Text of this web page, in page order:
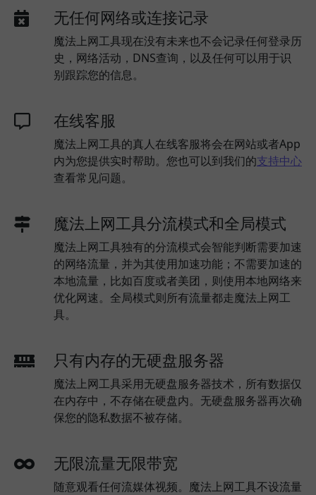
无任何网络或连接记录
魔法上网工具现在没有未来也不会记录任何登录历
史，网络活动，DNS查询，以及任何可以用于识
别跟踪您的信息。
在线客服
魔法上网工具的真人在线客服将会在网站或者App
内为您提供实时帮助。您也可以到我们的支持中心
查看常见问题。
魔法上网工具分流模式和全局模式
魔法上网工具独有的分流模式会智能判断需要加速
的网络流量，并为其使用加速功能；不需要加速的
本地流量，比如百度或者美团，则使用本地网络来
优化网速。全局模式则所有流量都走魔法上网工
具。
只有内存的无硬盘服务器
魔法上网工具采用无硬盘服务器技术，所有数据仅
在内存中，不存储在硬盘内。无硬盘服务器再次确
保您的隐私数据不被存储。
无限流量无限带宽
随意观看任何流媒体视频。魔法上网工具不设流量